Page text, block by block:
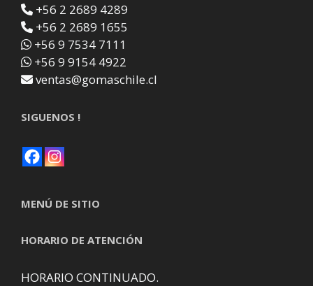
+56 2 2689 4289
+56 2 2689 1655
+56 9 7534 7111
+56 9 9154 4922
ventas@gomaschile.cl
SIGUENOS !
MENÚ DE SITIO
HORARIO DE ATENCIÓN
HORARIO CONTINUADO.